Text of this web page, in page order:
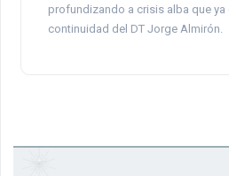
profundizando a crisis alba que
continuidad del DT Jorge Almirón.